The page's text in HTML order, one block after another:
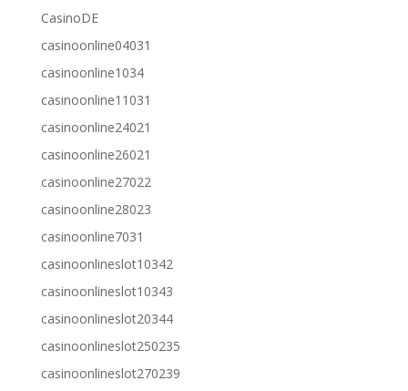
CasinoDE
casinoonline04031
casinoonline1034
casinoonline11031
casinoonline24021
casinoonline26021
casinoonline27022
casinoonline28023
casinoonline7031
casinoonlineslot10342
casinoonlineslot10343
casinoonlineslot20344
casinoonlineslot250235
casinoonlineslot270239